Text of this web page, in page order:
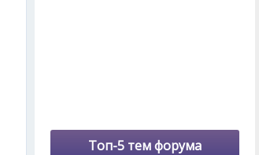
Топ-5 тем форума